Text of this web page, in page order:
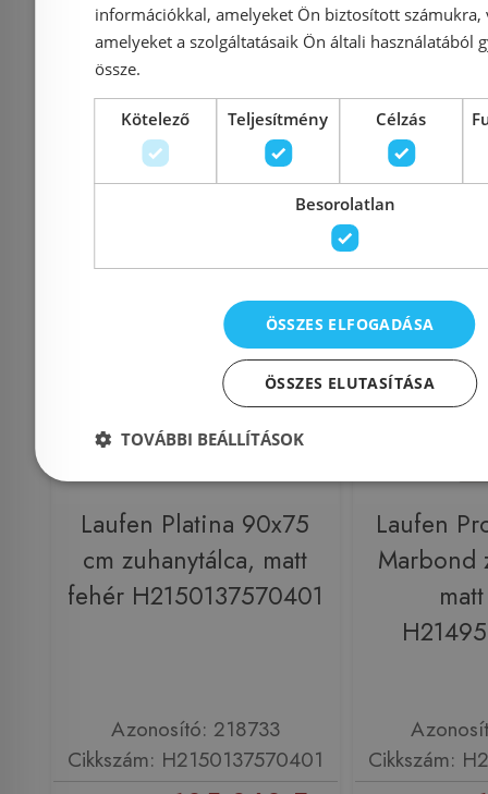
Azonosító: 218307
207 225 Ft198 520 Ft 188
-4%
Rendelésre
Laufen Platina 90x75
cm zuhanytálca, matt
fehér H2150137570401
Azonosító: 218733
Cikkszám: H2150137570401
Rendelésre
Laufen
Marbond
Cikkszám:
információkkal, amelyeket Ön biztosított számukra,
amelyeket a szolgáltatásaik Ön általi használatából
össze.
Kötelező Teljesítmény Célzás
Besorolatlan
ÖSSZES ELFOGADÁSA
ÖSSZES ELUTASÍTÁSA
TOVÁBBI BEÁLLÍTÁSOK